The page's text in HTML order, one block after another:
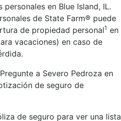
en Blue Island, IL.
de State Farm® puede
de propiedad personal1 en
vacaciones) en caso de
a Severo Pedroza en
de seguro de
de seguro para ver una lista